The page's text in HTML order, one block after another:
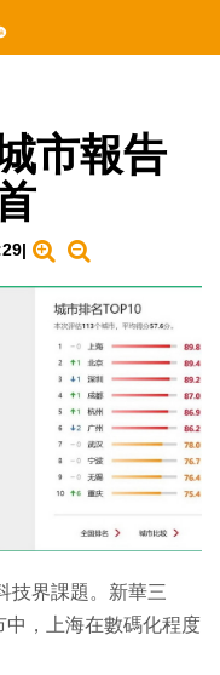
市報告
|
技界課題。新華三
中，上海在數碼化程度